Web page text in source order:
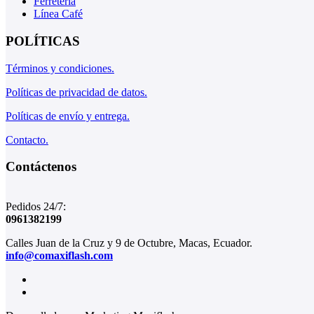
Línea Café
POLÍTICAS
Términos y condiciones.
Políticas de privacidad de datos.
Políticas de envío y entrega.
Contacto.
Contáctenos
Pedidos 24/7:
0961382199
Calles Juan de la Cruz y 9 de Octubre, Macas, Ecuador.
info@comaxiflash.com